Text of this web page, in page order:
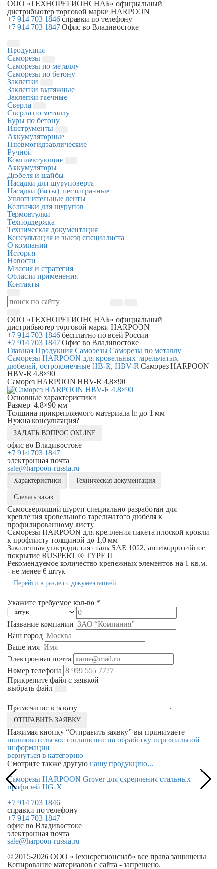
ООО «ТЕХНОРЕГИОНСНАБ» официальный
дистрибьютер торговой марки HARPOON
+7 914 703 1846 справки по телефону
+7 914 703 1847 Офис во Владивостоке
Продукция
Саморезы
Саморезы по металлу
Саморезы по бетону
Заклепки
Заклепки вытяжные
Заклепки гаечные
Сверла
Сверла по металлу
Буры по бетону
Инструменты
Аккумуляторные
Пневмогидравлические
Ручной
Комплектующие
Аккумуляторы
Дюбеля и шайбы
Насадки для шуруповерта
Насадки (биты) шестигранные
Уплотнительные ленты
Колпачки для шурупов
Термовтулки
Техподдержка
Техническая документация
Консультация и выезд специалиста
О компании
История
Новости
Миссия и стратегия
Области применения
Контакты
ООО «ТЕХНОРЕГИОНСНАБ» официальный
дистрибьютер торговой марки HARPOON
+7 914 703 1846 бесплатно по всей России
+7 914 703 1847 Офис во Владивостоке
Главная Продукция Саморезы Саморезы по металлу
Cаморезы HARPOON для кровельных тарельчатых
дюбелей, остроконечные HB-R, HВV-R Саморез HARPOON
HВV-R 4.8×90
Саморез HARPOON HВV-R 4.8×90
Основные характеристики
Размер: 4.8×90 мм
Толщина прикрепляемого материала h: до 1 мм
Нужна консультация?
ЗАДАТЬ ВОПРОС ONLINE
офис во Владивостоке
+7 914 703 1847
электронная почта
sale@harpoon-russia.ru
Характеристики Техническая документация
Сделать заказ
Самосверлящий шуруп специально разработан для
крепления кровельного тарельчатого дюбеля к
профилированному листу
Саморезы HARPOON для крепления пакета плоской кровли
к профлисту толщиной до 1,0 мм
Закаленная углеродистая сталь SAE 1022, антикоррозийное
покрытие RUSPERT ® TYPE II
Рекомендуемое количество крепежных элементов на 1 кв.м.
- не менее 6 штук
Перейти в раздел с документацией
Укажите требуемое кол-во *
Название компании
Ваш город
Ваше имя
Электронная почта
Номер телефона
Прикрепите файл с заявкой
выбрать файл
Примечание к заказу
ОТПРАВИТЬ ЗАЯВКУ
Нажимая кнопку “Отправить заявку” вы принимаете
пользовательское соглашение на обработку персональной
информации
вернуться в категорию
Смотрите также другую нашу продукцию...
Саморезы HARPOON Grover для скрепления стальных
профилей HG-X
+7 914 703 1846
справки по телефону
+7 914 703 1847
офис во Владивостоке
электронная почта
sale@harpoon-russia.ru
© 2015-2026 ООО «Технорегионснаб» все права защищены
Копирование материалов с сайта - запрещено.